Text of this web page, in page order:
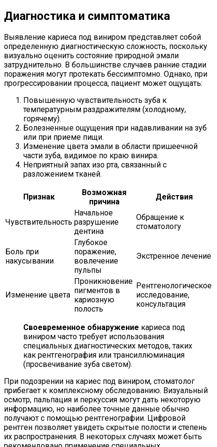
Диагностика и симптоматика
Выявление кариеса под виниром представляет собой
определенную диагностическую сложность, поскольку
визуально оценить состояние природной эмали
затруднительно. В большинстве случаев ранние стадии
поражения могут протекать бессимптомно. Однако, при
прогрессировании процесса, пациент может ощущать:
Повышенную чувствительность зуба к
температурным раздражителям (холодному,
горячему).
Болезненные ощущения при надавливании на зуб
или при приеме пищи.
Изменение цвета эмали в области пришеечной
части зуба, видимое по краю винира.
Неприятный запах изо рта, связанный с
разложением тканей.
Признак
Возможная
причина
Действия
Чувствительность
Начальное
разрушение
дентина
Обращение к
стоматологу
Боль при
накусывании
Глубокое
поражение,
вовлечение
пульпы
Экстренное лечение
Изменение цвета
Проникновение
пигментов в
кариозную
полость
Рентгенологическое
исследование,
консультация
Своевременное обнаружение кариеса под
виниром часто требует использования
специальных диагностических методов, таких
как рентгенография или трансиллюминация
(просвечивание зуба светом).
При подозрении на кариес под виниром, стоматолог
прибегает к комплексному обследованию. Визуальный
осмотр, пальпация и перкуссия могут дать некоторую
информацию, но наиболее точные данные обычно
получают с помощью рентгенографии. Цифровой
рентген позволяет увидеть скрытые полости и степень
их распространения. В некоторых случаях может быть